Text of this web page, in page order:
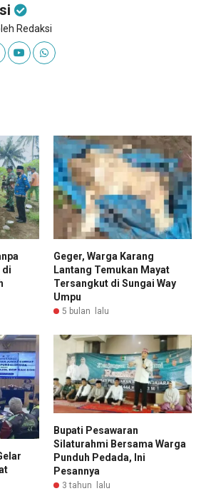
Redaksi
di
Geger, Warga Karang
Lantang Temukan Mayat
Tersangkut di Sungai Way
Umpu
5 bulan lalu
Bupati Pesawaran
Silaturahmi Bersama Warga
Punduh Pedada, Ini
Pesannya
3 tahun lalu